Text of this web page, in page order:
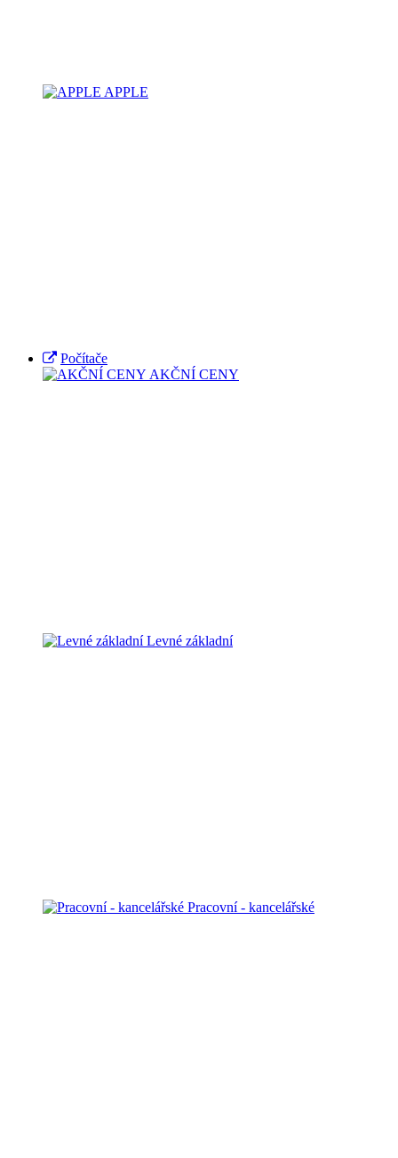
APPLE
Počítače
AKČNÍ CENY
Levné základní
Pracovní - kancelářské